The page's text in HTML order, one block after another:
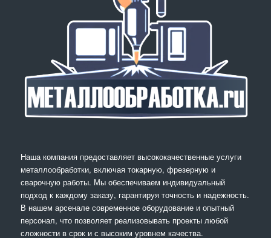
Наша компания предоставляет высококачественные услуги
металлообработки, включая токарную, фрезерную и
сварочную работы. Мы обеспечиваем индивидуальный
подход к каждому заказу, гарантируя точность и надежность.
В нашем арсенале современное оборудование и опытный
персонал, что позволяет реализовывать проекты любой
сложности в срок и с высоким уровнем качества.